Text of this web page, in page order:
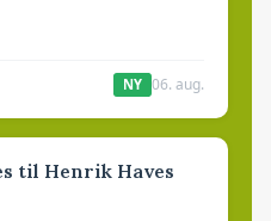
NY 06. aug.
til Henrik Haves